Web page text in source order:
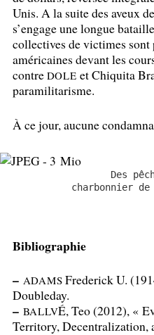
Unis. A la suite des aveux
s’engage une longue
collectives de victimes sont
américaines devant les
contre DOLE et Chiquita
paramilitarisme.
À ce jour, aucune
Des
charbonnier de
Bibliographie
– ADAMS Frederick U.
Doubleday.
– BALLVÉ, Teo (2012), «
Territory, Decentralization,